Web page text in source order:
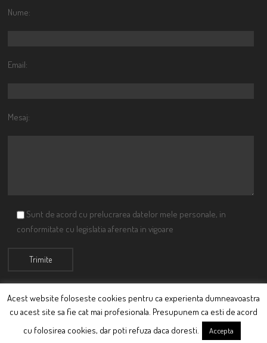
Nume:
Email:
Mesaj:
Sunt de acord cu prelucrarea datelor mele personale, in
conformitate cu legislatia aferenta in vigoare
© Ciutacu 2015 Parte a Imperiului Ciutacesc.
Acest website foloseste cookies pentru ca experienta dumneavoastra
cu acest site sa fie cat mai profesionala. Presupunem ca esti de acord
cu folosirea cookies, dar poti refuza daca doresti.
Accepta